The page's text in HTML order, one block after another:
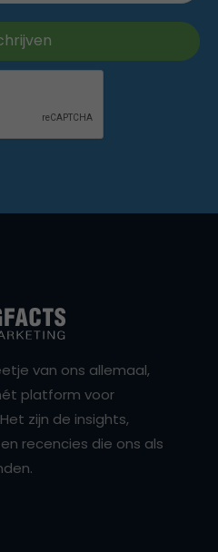
van ons allemaal,
platform voor
zijn de insights,
recencies die ons als